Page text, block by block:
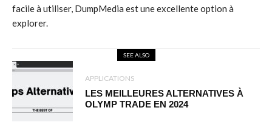
facile à utiliser, DumpMedia est une excellente option à
explorer.
SEE ALSO
APPLICATIONS
LES MEILLEURES ALTERNATIVES À
OLYMP TRADE EN 2024